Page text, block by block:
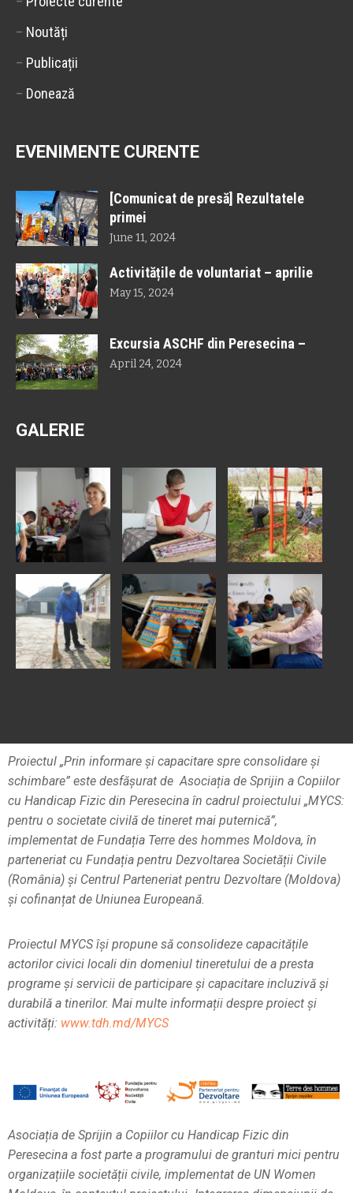
– Noutăți
– Publicații
– Donează
EVENIMENTE CURENTE
[Comunicat de presă] Rezultatele
primei
June 11, 2024
Activitățile de voluntariat – aprilie
May 15, 2024
Excursia ASCHF din Peresecina –
April 24, 2024
GALERIE
Proiectul „Prin informare și capacitare spre consolidare și
schimbare” este desfășurat de Asociația de Sprijin a Copiilor
cu Handicap Fizic din Peresecina în cadrul proiectului „MYCS:
pentru o societate civilă de tineret mai puternică”,
implementat de Fundația Terre des hommes Moldova, în
parteneriat cu Fundația pentru Dezvoltarea Societății Civile
(România) și Centrul Parteneriat pentru Dezvoltare (Moldova)
și cofinanțat de Uniunea Europeană.
Proiectul MYCS își propune să consolideze capacitățile
actorilor civici locali din domeniul tineretului de a presta
programe și servicii de participare și capacitare incluzivă și
durabilă a tinerilor. Mai multe informații despre proiect și
activități: www.tdh.md/MYCS
Asociația de Sprijin a Copiilor cu Handicap Fizic din
Peresecina a fost parte a programului de granturi mici pentru
organizațiile societății civile, implementat de UN Women